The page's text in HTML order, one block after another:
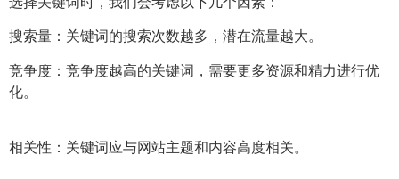
搜索量：关键词的搜索次数越多，潜在流量越大。
竞争度：竞争度越高的关键词，需要更多资源和精力进行优
化。
相关性：关键词应与网站主题和内容高度相关。